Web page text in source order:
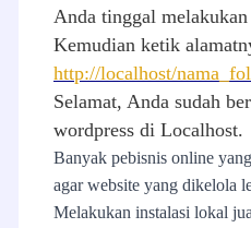
Anda tinggal
Kemudian ketik
http://localhost/
Selamat, Anda sudah
wordpress di Localhost.
Banyak pebisnis online
agar website yang dikelola
Melakukan instalasi lokal